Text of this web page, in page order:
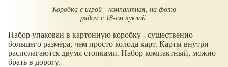
Коробка с игрой - компактная, на фото
рядом с 18-см куклой.
Набор упакован в картонную коробку - существенно
большего размера, чем просто колода карт. Карты внутри
располагаются двумя стопками. Набор компактный, можно
брать в дорогу.